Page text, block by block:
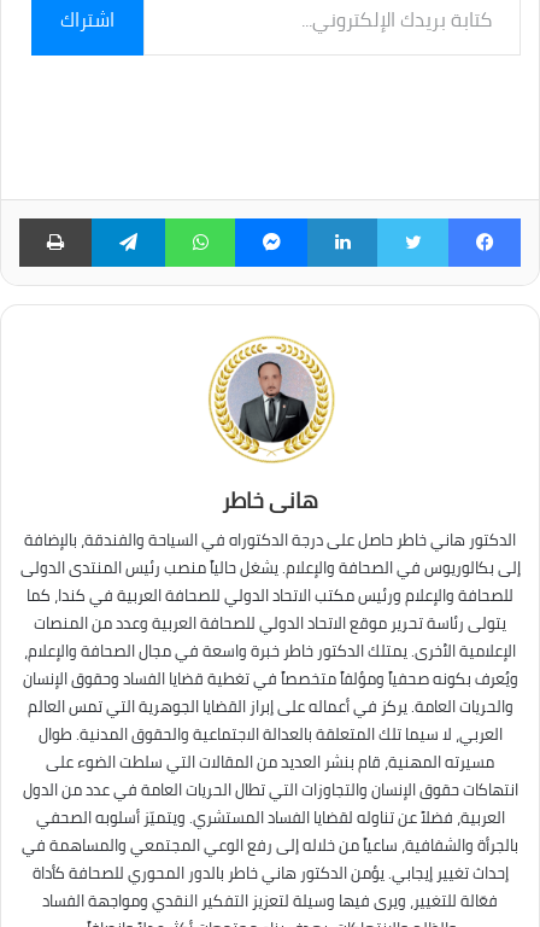
بريدك
الإلكتروني...
اشتراك
فيسبوك لينكدإن ماسنجر واتساب تيلقرام
هانى خاطر
الدكتور هاني خاطر حاصل على درجة الدكتوراه في السياحة والفندقة، بالإضافة
إلى بكالوريوس في الصحافة والإعلام. يشغل حالياً منصب رئيس المنتدى الدولى
للصحافة والإعلام ورئيس مكتب الاتحاد الدولي للصحافة العربية في كندا، كما
يتولى رئاسة تحرير موقع الاتحاد الدولي للصحافة العربية وعدد من المنصات
الإعلامية الأخرى. يمتلك الدكتور خاطر خبرة واسعة في مجال الصحافة والإعلام،
ويُعرف بكونه صحفياً ومؤلفاً متخصصاً في تغطية قضايا الفساد وحقوق الإنسان
والحريات العامة. يركز في أعماله على إبراز القضايا الجوهرية التي تمس العالم
العربي، لا سيما تلك المتعلقة بالعدالة الاجتماعية والحقوق المدنية. طوال
مسيرته المهنية، قام بنشر العديد من المقالات التي سلطت الضوء على
انتهاكات حقوق الإنسان والتجاوزات التي تطال الحريات العامة في عدد من الدول
العربية، فضلاً عن تناوله لقضايا الفساد المستشري. ويتميّز أسلوبه الصحفي
بالجرأة والشفافية، ساعياً من خلاله إلى رفع الوعي المجتمعي والمساهمة في
إحداث تغيير إيجابي. يؤمن الدكتور هاني خاطر بالدور المحوري للصحافة كأداة
فعّالة للتغيير، ويرى فيها وسيلة لتعزيز التفكير النقدي ومواجهة الفساد